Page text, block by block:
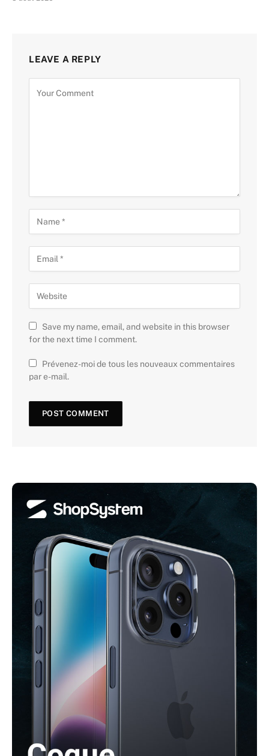
LEAVE A REPLY
Save my name, email, and website in this browser
for the next time I comment.
Prévenez-moi de tous les nouveaux commentaires
par e-mail.